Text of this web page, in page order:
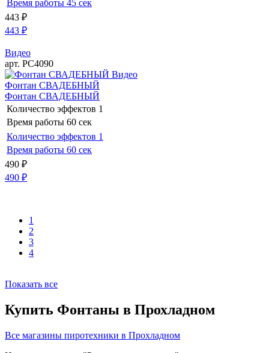
Время работы 45 сек
443 ₽
443 ₽
Видео
арт. РС4090
Видео
Фонтан СВАДЕБНЫЙ
Фонтан СВАДЕБНЫЙ
Количество эффектов 1
Время работы 60 сек
Количество эффектов 1
Время работы 60 сек
490 ₽
490 ₽
1
2
3
4
Показать все
Купить Фонтаны в Прохладном
Все магазины пиротехники в Прохладном